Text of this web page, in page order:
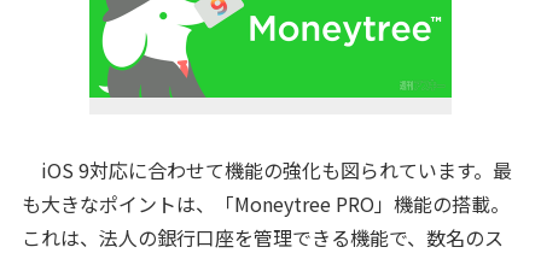
iOS 9対応に合わせて機能の強化も図られています。最
も大きなポイントは、「Moneytree PRO」機能の搭載。
これは、法人の銀行口座を管理できる機能で、数名のス